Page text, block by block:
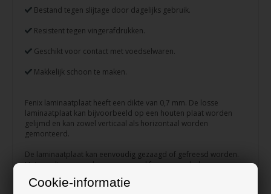
Cookie-informatie
Bestand tegen slijtage door dagelijks gebruik.
Resistent tegen vingerafdrukken.
Geschikt voor contact met voedselwaren.
Makkelijk schoon te maken.
Fenix laminaatplaat heeft een dikte van 0,7 mm. De losse
laminaatplaat kan bijvoorbeeld op een houten plaat worden
gelijmd en kan zowel verticaal als horizontaal worden
gemonteerd.
De laminaatplaat kan eenvoudig gezaagd of gefreesd worden.
Het wordt aangeraden om normaal freesgereedschap voor